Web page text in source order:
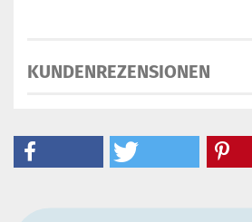
KUNDENREZENSIONEN